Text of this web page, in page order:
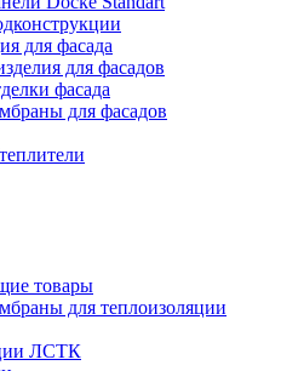
для фасада
для фасадов
фасада
для фасадов
товары
для теплоизоляции
ЛСТК